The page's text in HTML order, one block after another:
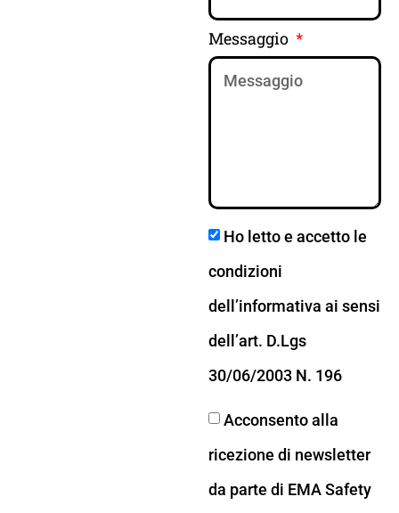
Messaggio
Ho letto e accetto le
condizioni
dell’informativa ai sensi
dell’art. D.Lgs
30/06/2003 N. 196
Acconsento alla
ricezione di newsletter
da parte di EMA Safety